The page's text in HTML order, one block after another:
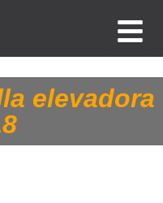
elevadora